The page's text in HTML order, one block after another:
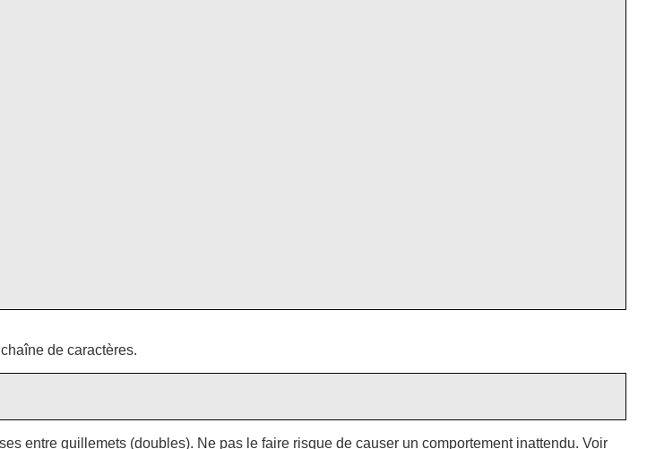
de caractères.
entre guillemets (doubles). Ne pas le faire risque de causer un comportement inattendu. Voir